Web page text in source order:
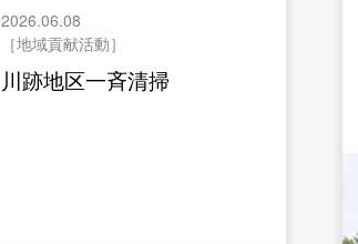
2026.06.08
［地域貢献活動］
川跡地区一斉清掃